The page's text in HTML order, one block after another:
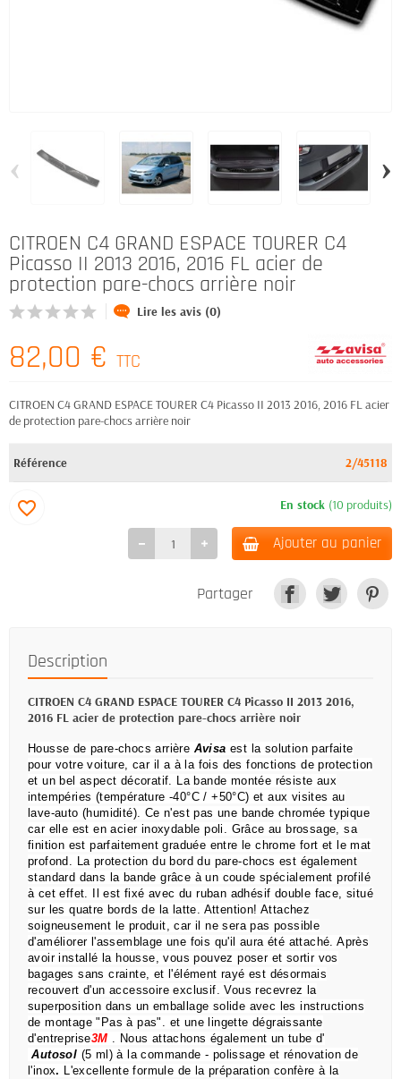
‹ ›
CITROEN C4 GRAND ESPACE TOURER C4
Picasso II 2013 2016, 2016 FL acier de
protection pare-chocs arrière noir
Lire les avis (0)
82,00 € TTC
CITROEN C4 GRAND ESPACE TOURER C4 Picasso II 2013 2016, 2016 FL acier
de protection pare-chocs arrière noir
Référence 2/45118
En stock (10 produits)
Ajouter au panier
favorite_border
Partager
Description
CITROEN C4 GRAND ESPACE TOURER C4 Picasso II 2013 2016,
2016 FL acier de protection pare-chocs arrière noir
Housse de pare-chocs arrière Avisa est la solution parfaite
pour votre voiture, car il a à la fois des fonctions de protection
et un bel aspect décoratif. La bande montée résiste aux
intempéries (température -40°C / +50°C) et aux visites au
lave-auto (humidité). Ce n'est pas une bande chromée typique
car elle est en acier inoxydable poli. Grâce au brossage, sa
finition est parfaitement graduée entre le chrome fort et le mat
profond. La protection du bord du pare-chocs est également
standard dans la bande grâce à un coude spécialement profilé
à cet effet.
Il est fixé avec du ruban adhésif double face, situé
sur les quatre bords de la latte. Attention!Attachez
soigneusement le produit, car il ne sera pas possible
d'améliorer l'assemblage une fois qu'il aura été attaché.Après
avoir installé la housse, vous pouvez poser et sortir vos
bagages sans crainte, et l'élément rayé est désormais
recouvert d'un accessoire exclusif.Vous recevrez la
superposition dans un emballage solide avec les instructions
de montage "Pas à pas". et une lingette dégraissante
d'entreprise3M . Nous attachons également un tube d'
Autosol (5 ml) à la commande - polissage et rénovation de
l'inox. L'excellente formule de la préparation confère à la